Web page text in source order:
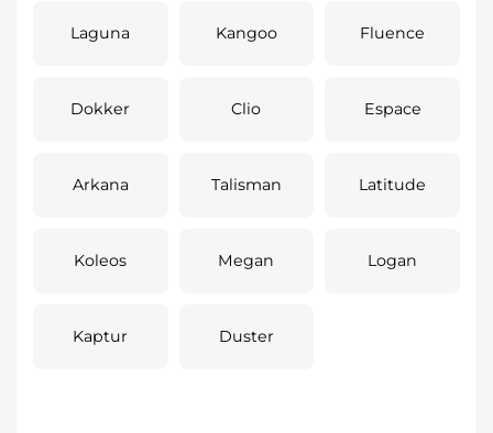
Laguna Kangoo Fluence
Dokker Clio Espace
Arkana Talisman Latitude
Koleos Megan Logan
Kaptur Duster